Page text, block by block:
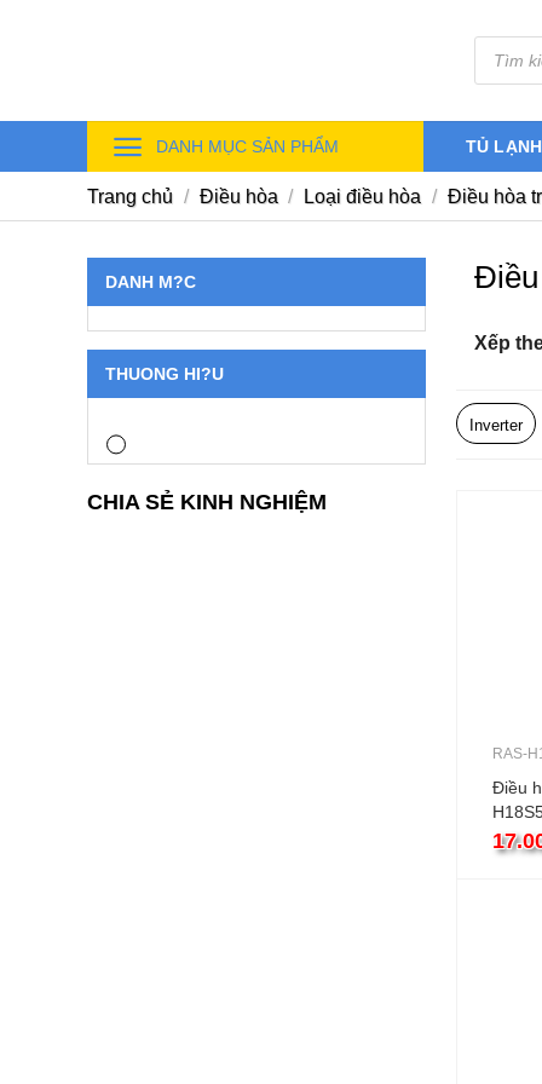
Tìm
kiếm
sản
DANH MỤC SẢN PHẨM TỦ LẠNH
Trang chủ / Điều hòa / Loại điều hòa / Điều hòa
DANH M?C
THUONG HI?U
CHIA SẺ KINH NGHIỆM
Điều
Xếp
Inverter
RAS-
Điều